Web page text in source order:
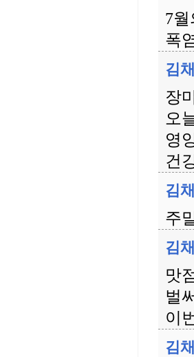
7
폭
김
장
오
영
건
김
주
김
맛
벌
이
김